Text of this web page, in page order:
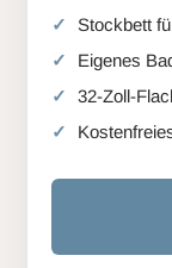
Stockbett
Eigenes
32-Zoll-